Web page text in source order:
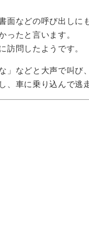
面などの呼び出し
ったと言います。
訪問したようです。
」などと大声で叫
、車に乗り込んで逃